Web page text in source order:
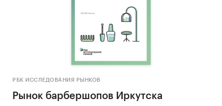
РБК ИССЛЕДОВАНИЯ РЫНКОВ
Рынок барбершопов Иркутска